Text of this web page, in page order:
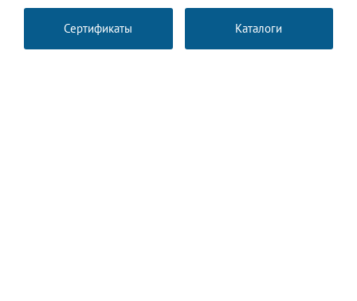
Сертификаты Каталоги